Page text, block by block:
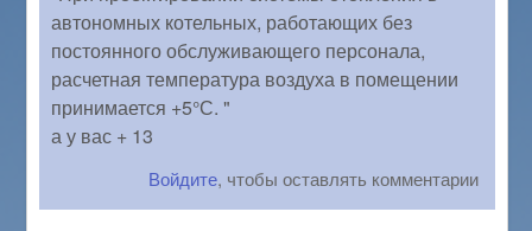
автономных котельных, работающих без
постоянного обслуживающего персонала,
расчетная температура воздуха в помещении
принимается +5°С. "
а у вас + 13
Войдите, чтобы оставлять комментарии